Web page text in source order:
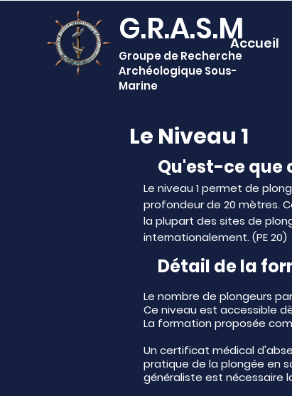
G.R.A.S.M
Groupe de Recherche
Archéologique Sous-
Marine
Accueil
Le Niveau 1
Qu'est-ce que
Le niveau 1 permet de
profondeur de 20 mètres.
la plupart des sites de
internationalement. (PE 20)
Détail de la
Le nombre de plongeurs
Ce niveau est accessible
La formation proposée
Un certificat médical
pratique de la plongée en
généraliste est nécessaire